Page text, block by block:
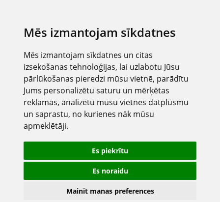
Mēs izmantojam sīkdatnes
Mēs izmantojam sīkdatnes un citas
izsekošanas tehnoloģijas, lai uzlabotu Jūsu
pārlūkošanas pieredzi mūsu vietnē, parādītu
Jums personalizētu saturu un mērķētas
reklāmas, analizētu mūsu vietnes datplūsmu
un saprastu, no kurienes nāk mūsu
apmeklētāji.
Es piekrītu
Es noraidu
Mainīt manas preferences